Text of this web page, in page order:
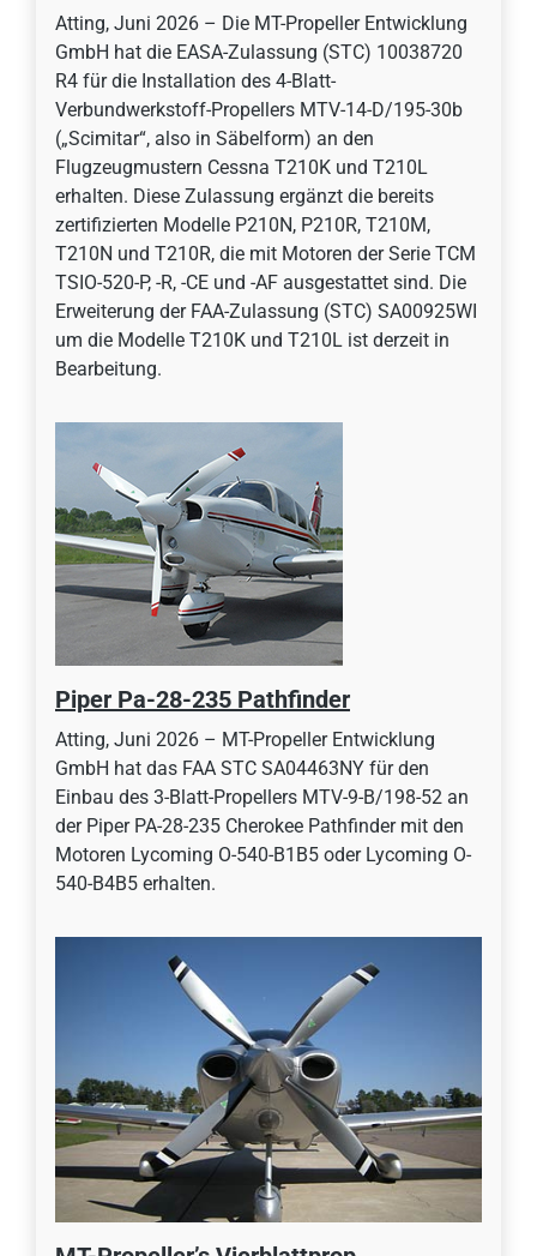
Atting, Juni 2026 – Die MT-Propeller Entwicklung
GmbH hat die EASA-Zulassung (STC) 10038720
R4 für die Installation des 4-Blatt-
Verbundwerkstoff-Propellers MTV-14-D/195-30b
(„Scimitar“, also in Säbelform) an den
Flugzeugmustern Cessna T210K und T210L
erhalten. Diese Zulassung ergänzt die bereits
zertifizierten Modelle P210N, P210R, T210M,
T210N und T210R, die mit Motoren der Serie TCM
TSIO-520-P, -R, -CE und -AF ausgestattet sind. Die
Erweiterung der FAA-Zulassung (STC) SA00925WI
um die Modelle T210K und T210L ist derzeit in
Bearbeitung.
Piper Pa-28-235 Pathfinder
Atting, Juni 2026 – MT-Propeller Entwicklung
GmbH hat das FAA STC SA04463NY für den
Einbau des 3-Blatt-Propellers MTV-9-B/198-52 an
der Piper PA-28-235 Cherokee Pathfinder mit den
Motoren Lycoming O-540-B1B5 oder Lycoming O-
540-B4B5 erhalten.